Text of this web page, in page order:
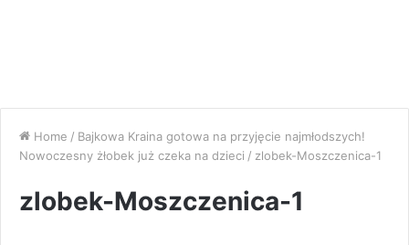
Home / Bajkowa Kraina gotowa na przyjęcie najmłodszych!
Nowoczesny żłobek już czeka na dzieci / zlobek-Moszczenica-1
zlobek-Moszczenica-1